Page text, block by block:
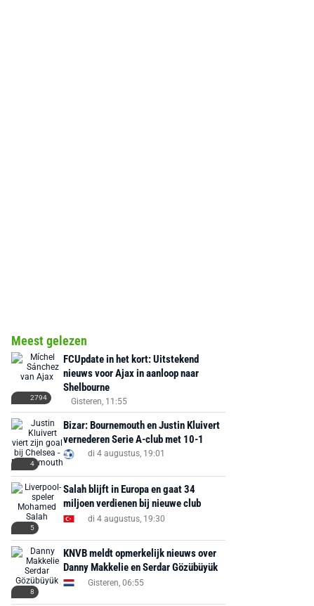
MediaMarkt
AANBIEDING -40%
Meest gelezen
2794
FCUpdate in het kort: Uitstekend
nieuws voor Ajax in aanloop naar
Shelbourne
Gisteren, 11:55
4
Bizar: Bournemouth en Justin Kluivert
vernederen Serie A-club met 10-1
di 4 augustus, 19:01
5
Salah blijft in Europa en gaat 34
miljoen verdienen bij nieuwe club
di 4 augustus, 19:30
8
KNVB meldt opmerkelijk nieuws over
Danny Makkelie en Serdar Gözübüyük
Gisteren, 06:55